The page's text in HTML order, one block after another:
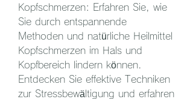
Kopfschmerzen: Erfahren Sie, wie
Sie durch entspannende
Methoden und natürliche Heilmittel
Kopfschmerzen im Hals und
Kopfbereich lindern können.
Entdecken Sie effektive Techniken
zur Stressbewältigung und erfahren